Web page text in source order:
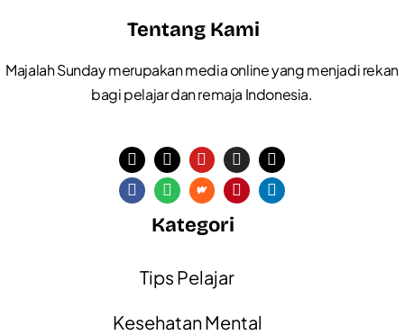
Tentang Kami
Majalah Sunday merupakan media online yang menjadi rekan
bagi pelajar dan remaja Indonesia.
Kategori
Tips Pelajar
Kesehatan Mental